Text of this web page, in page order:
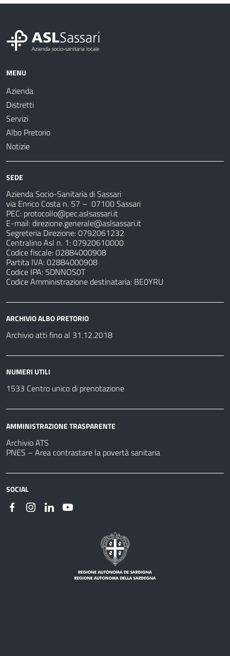
MENU
Azienda
Distretti
Servizi
Albo Pretorio
Notizie
SEDE
Azienda Socio-Sanitaria di Sassari
via Enrico Costa n. 57 – 07100 Sassari
PEC: protocollo@pec.aslsassari.it
E-mail:direzione.generale@aslsassari.it
Segreteria Direzione: 0792061232
Centralino Asl n. 1: 07920610000
Codice fiscale: 02884000908
Partita IVA: 02884000908
Codice IPA: 5DNNOS0T
Codice Amministrazione destinataria: BE0YRU
ARCHIVIO ALBO PRETORIO
Archivio atti fino al 31.12.2018
NUMERI UTILI
1533 Centro unico di prenotazione
AMMINISTRAZIONE TRASPARENTE
Archivio ATS
PNES – Area contrastare la povertà sanitaria
SOCIAL